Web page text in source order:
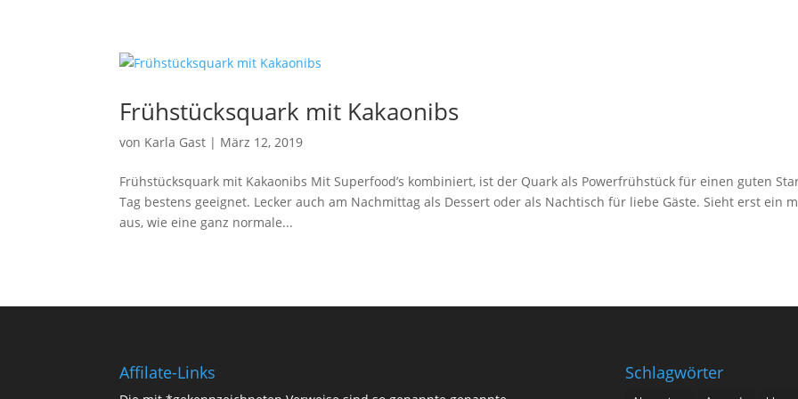
Frühstücksquark mit Kakaonibs
von Karla Gast | März 12, 2019
Frühstücksquark mit Kakaonibs Mit Superfood’s kombiniert, ist der Quark als Powerfrühstück für einen guten
Tag bestens geeignet. Lecker auch am Nachmittag als Dessert oder als Nachtisch für liebe Gäste. Sieht erst ein
aus, wie eine ganz normale...
Affilate-Links Schlagwörter